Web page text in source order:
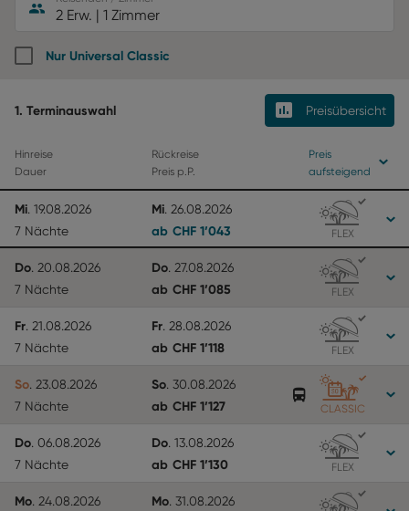
2 Erw. | 1 Zimmer
Nur Universal Classic
1. Terminauswahl Preisübersicht
Hinreise
Rückreise
Dauer
Preis p.P.
Preis
aufsteigend
Mi. 19.08.2026 Mi. 26.08.2026
7 Nächte
ab CHF 1’043 FLEX
Do. 20.08.2026 Do. 27.08.2026
7 Nächte
ab CHF 1’085 FLEX
Fr. 21.08.2026 Fr. 28.08.2026
7 Nächte
ab CHF 1’118 FLEX
So. 23.08.2026 So. 30.08.2026
7 Nächte
ab CHF 1’127 CLASSIC
Do. 06.08.2026 Do. 13.08.2026
7 Nächte
ab CHF 1’130 FLEX
Mo. 24.08.2026 Mo. 31.08.2026